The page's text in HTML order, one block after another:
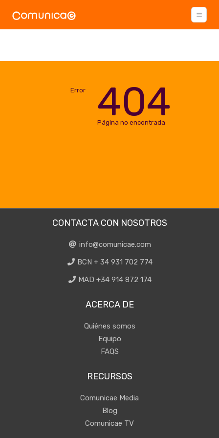
Error 404
Página no encontrada
CONTACTA CON NOSOTROS
info@comunicae.com
BCN + 34 931 702 774
MAD +34 914 872 174
ACERCA DE
Quiénes somos
Equipo
FAQS
RECURSOS
Comunicae Media
Blog
Comunicae TV